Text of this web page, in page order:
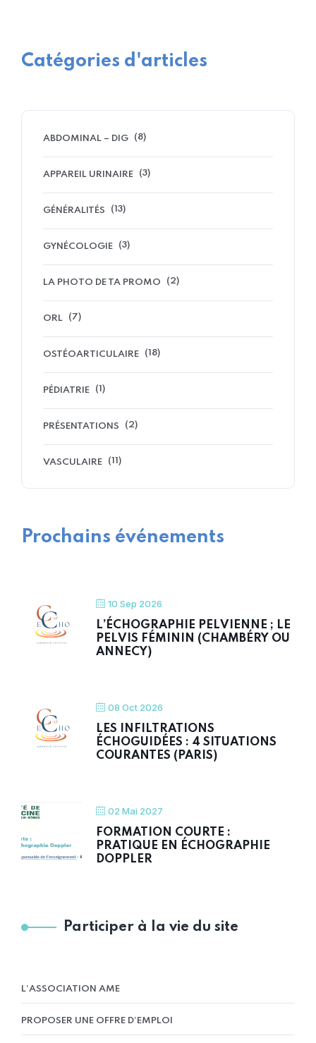
Catégories d'articles
ABDOMINAL – DIG (8)
APPAREIL URINAIRE (3)
GÉNÉRALITÉS (13)
GYNÉCOLOGIE (3)
LA PHOTO DE TA PROMO (2)
ORL (7)
OSTÉOARTICULAIRE (18)
PÉDIATRIE (1)
PRÉSENTATIONS (2)
VASCULAIRE (11)
Prochains événements
10 Sep 2026
L’ÉCHOGRAPHIE PELVIENNE ; LE
PELVIS FÉMININ (CHAMBÉRY OU
ANNECY)
08 Oct 2026
LES INFILTRATIONS
ÉCHOGUIDÉES : 4 SITUATIONS
COURANTES (PARIS)
02 Mai 2027
FORMATION COURTE :
PRATIQUE EN ÉCHOGRAPHIE
DOPPLER
Participer à la vie du site
L’ASSOCIATION AME
PROPOSER UNE OFFRE D’EMPLOI